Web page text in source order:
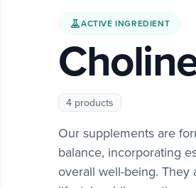
ACTIVE INGREDIENT
4 products
Our supplements are
balance, incorporating
overall well-being.